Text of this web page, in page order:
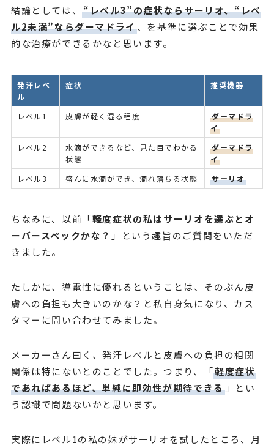
結論としては、“レベル3”の症状ならサーリオ、“レベ
ル2未満”ならダーマドライ、を基準に選ぶことで効果
的な治療ができるかなと思います。
発汗レベ
ル
症状 推奨機器
レベル1 皮膚が軽く湿る程度
ダーマドラ
イ
レベル2
水滴ができるなど、見た目でわかる
状態
ダーマドラ
イ
レベル3
盛んに水滴ができ、滴れ落ちる状態 サーリオ
ちなみに、以前「軽度症状の私はサーリオを選ぶとオ
ーバースペックかな？ 」という趣旨のご質問をいただ
きました。
たしかに、導電性に優れるということは、そのぶん皮
膚への負担も大きいのかな？と私自身気になり、カス
タマーに問い合わせてみました。
メーカーさん曰く、発汗レベルと皮膚への負担の相関
関係は特にないとのことでした。つまり、「軽度症状
であればあるほど、単純に即効性が期待できる」とい
う認識で問題ないかと思います。
実際にレベル1の私の妹がサーリオを試したところ、月